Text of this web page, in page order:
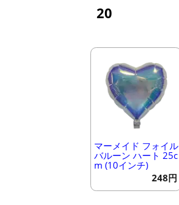
20
マーメイド フォイル
バルーン ハート 25c
m (10インチ)
248円